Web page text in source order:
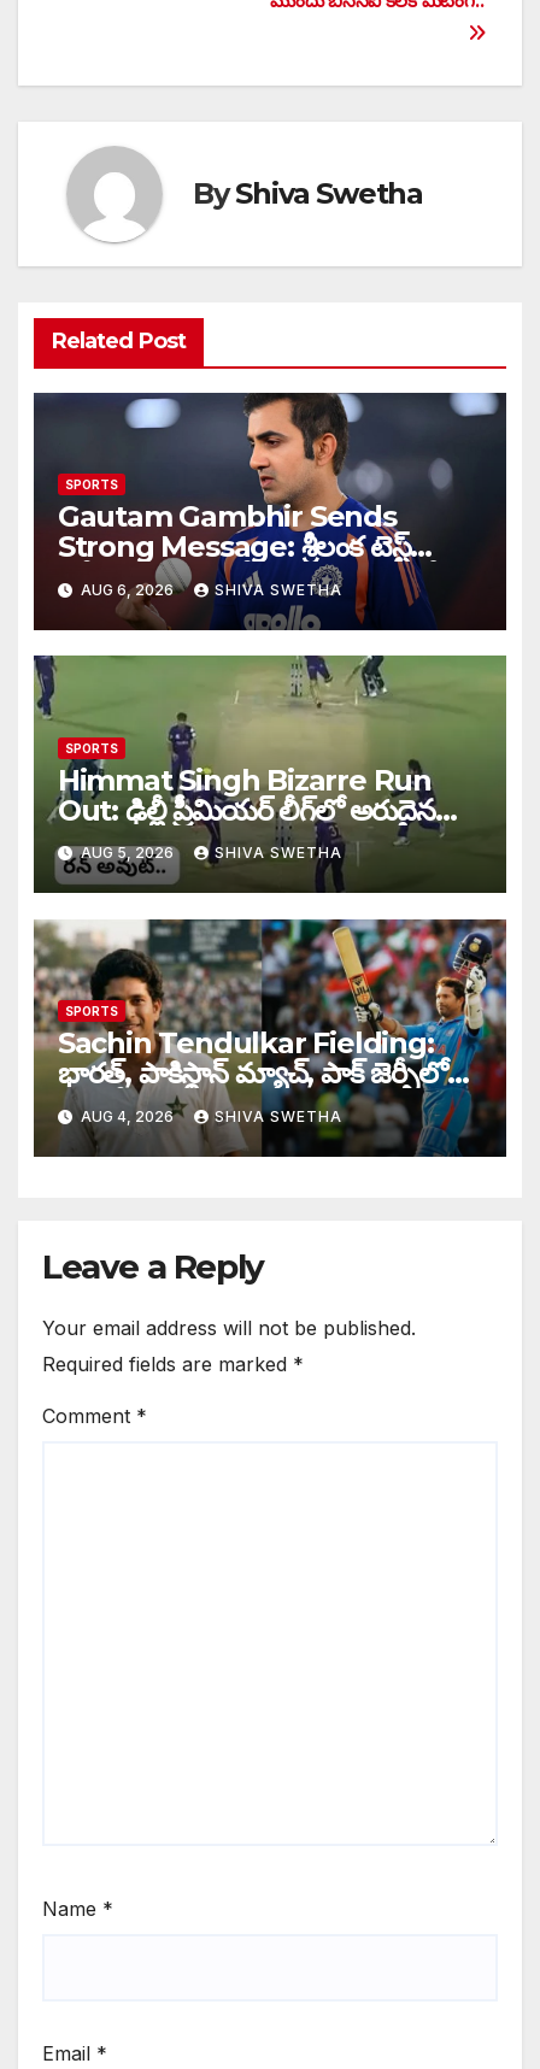
ByShiva Swetha
Related Post
SPORTS
Gautam Gambhir Sends
Strong Message: శ్రీలంక టెస్ట్
సిరీస్‌కు ముందు టీమిండియాకు గంభీర్
వార్నింగ్…
AUG 6, 2026 SHIVA SWETHA
SPORTS
Himmat Singh Bizarre Run
Out: ఢిల్లీ ప్రీమియర్ లీగ్‌లో అరుదైన
రనౌట్ ఘటన వైరల్.
AUG 5, 2026 SHIVA SWETHA
SPORTS
Sachin Tendulkar Fielding:
భారత్, పాకిస్థాన్ మ్యాచ్, పాక్ జెర్సీలో
బరిలోకి దిగిన సచిన్…
AUG 4, 2026 SHIVA SWETHA
Leave a Reply
Your email address will not be published.
Required fields are marked *
Comment *
Name *
Email *